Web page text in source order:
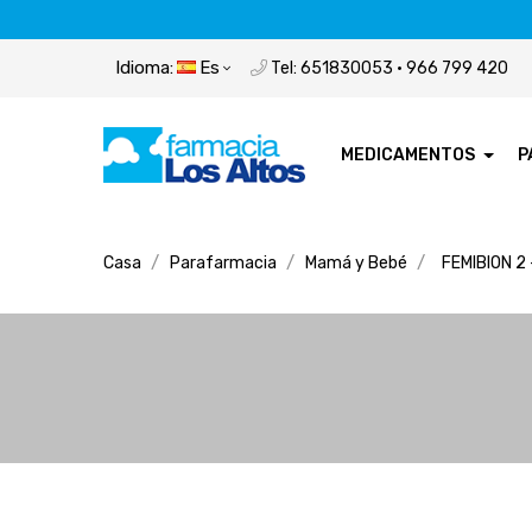
Idioma: Es Tel: 651830053 · 966 799 420
MEDICAMENTOS
Casa Parafarmacia Mamá y Bebé FEMIBION